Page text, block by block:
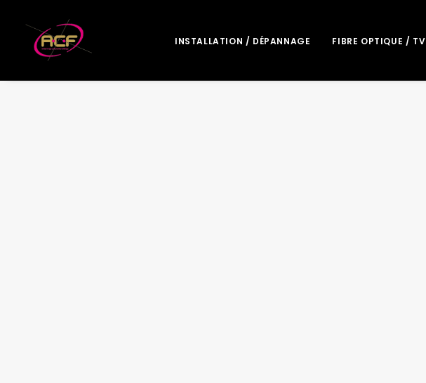
INSTALLATION / DÉPANNAGE FIBRE OPTIQUE / TV